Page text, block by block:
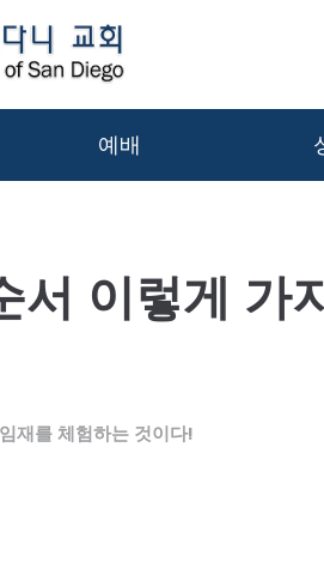
예배
서 이렇게 가
재를 체험하는 것이다!